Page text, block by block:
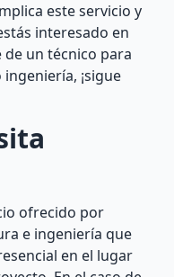
este servicio y
interesado en
un técnico para
¡sigue
ofrecido por
e ingeniería que
en el lugar